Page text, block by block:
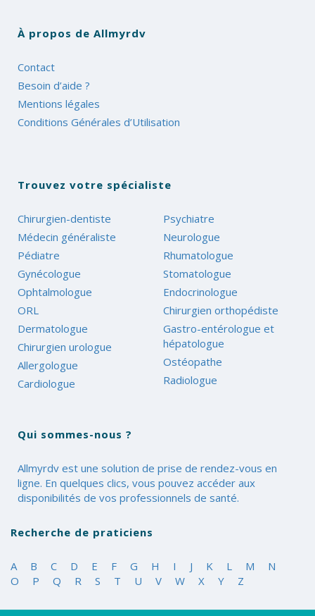
À propos de Allmyrdv
Contact
Besoin d’aide ?
Mentions légales
Conditions Générales d’Utilisation
Trouvez votre spécialiste
Chirurgien-dentiste
Médecin généraliste
Pédiatre
Gynécologue
Ophtalmologue
ORL
Dermatologue
Chirurgien urologue
Allergologue
Cardiologue
Psychiatre
Neurologue
Rhumatologue
Stomatologue
Endocrinologue
Chirurgien orthopédiste
Gastro-entérologue et
hépatologue
Ostéopathe
Radiologue
Qui sommes-nous ?
Allmyrdv est une solution de prise de rendez-vous en
ligne. En quelques clics, vous pouvez accéder aux
disponibilités de vos professionnels de santé.
Recherche de praticiens
A B C D E F G H I J K L M
N
O
P Q R S T U V W X Y Z